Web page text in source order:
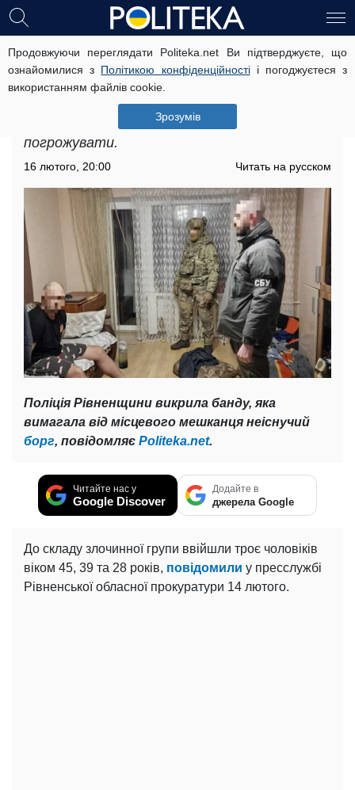
Продовжуючи переглядати Politeka.net Ви підтверджуєте, що
ознайомилися з Політикою конфіденційностіі погоджуєтеся з
використанням файлів cookie.
Зрозумів
Вимога неіснуючого боргу: банда
активізувалася в Україні
Чоловік відмовився платити, тож
позичальник залучив двох спільників і почав
погрожувати.
16 лютого, 20:00 Читать на русском
Поліція Рівненщини викрила банду, яка
вимагала від місцевого мешканця неіснучий
борг, повідомляє Politeka.net.
Читайте нас у
Google Discover
Додайте в
джерела Google
До складу злочинної групи ввійшли троє чоловіків
віком 45, 39 та 28 років, повідомили у пресслужбі
Рівненської обласної прокуратури 14 лютого.